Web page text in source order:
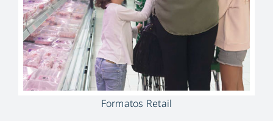
Formatos Retail